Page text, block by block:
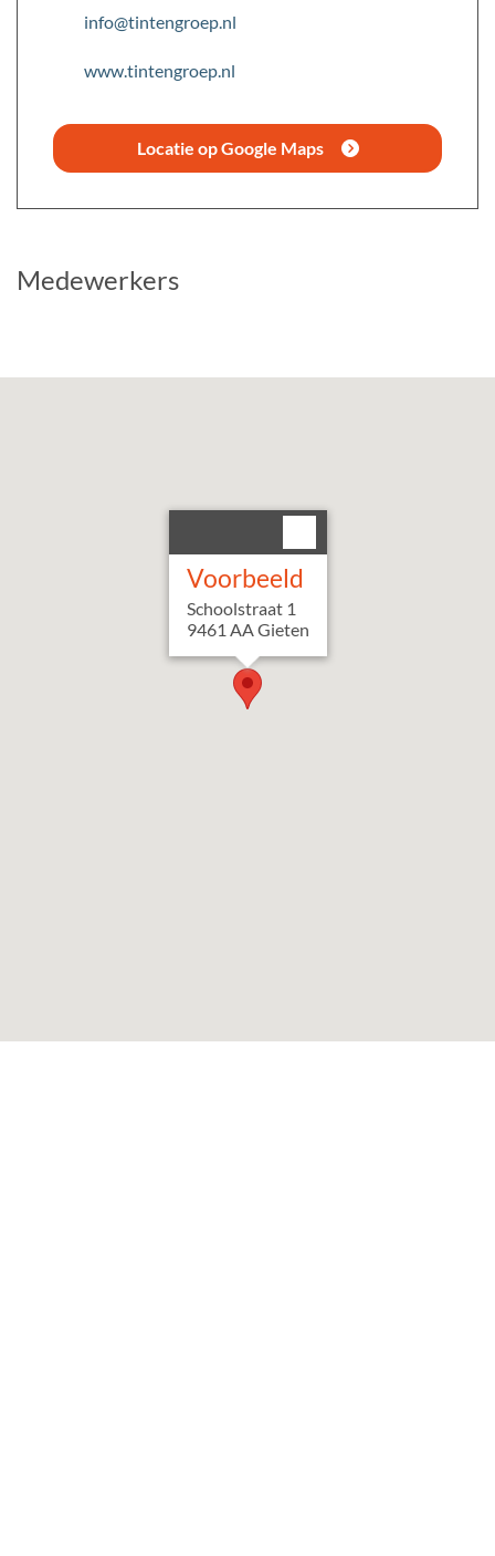
info@tintengroep.nl
www.tintengroep.nl
Locatie op Google Maps
Medewerkers
Voorbeeld
Schoolstraat 1
9461 AA Gieten